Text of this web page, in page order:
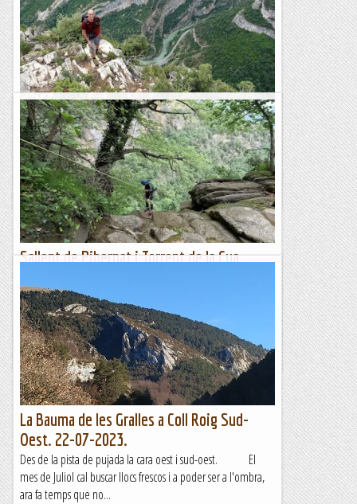
Roca Regina, pel Torrent del Bosc
Aquest cap de setmana tenim programada l'ascensió a un
cim amb el grup de caminadors del GR. És una activitat que
fem cada any al final de temporada i que...
Blog de muntanya
Sallent de Pibernat i Torrent de la Cua
Doble jornada barranquista amb el descens de dos barrancs a
la Garrotxa, concretament a la Vall d'en Bas. Són dos barrancs
relativament curts però intensos,...
Blog de muntanya
La Bauma de les Gralles a Coll Roig Sud-
Oest. 22-07-2023.
Des de la pista de pujada la cara oest i sud-oest. El
mes de Juliol cal buscar llocs frescos i a poder ser a l'ombra,
ara fa temps que no...